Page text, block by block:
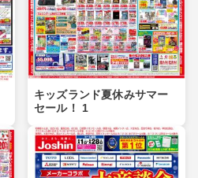
キッズランド夏休みサマー
セール！ 1